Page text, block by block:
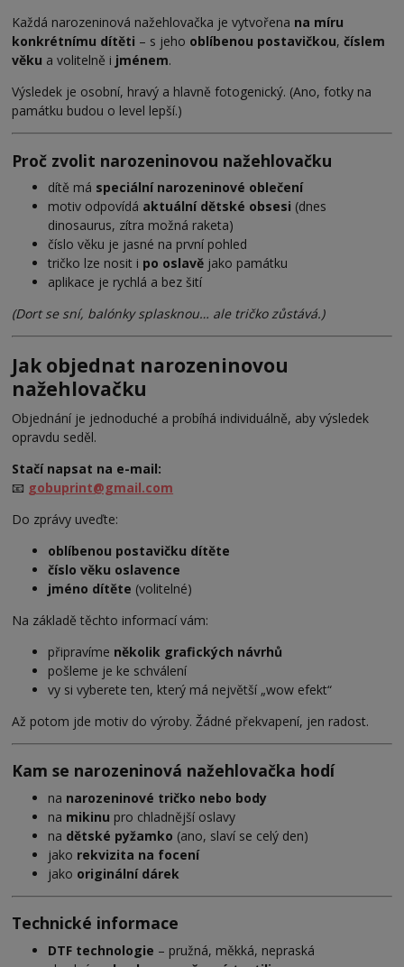
Každá narozeninová nažehlovačka je vytvořena na míru
konkrétnímu dítěti – s jeho oblíbenou postavičkou,číslem
věku a volitelně i jménem.
Výsledek je osobní, hravý a hlavně fotogenický. (Ano, fotky na
památku budou o level lepší.)
Proč zvolit narozeninovou nažehlovačku
dítě má speciální narozeninové oblečení
motiv odpovídá aktuální dětské obsesi (dnes
dinosaurus, zítra možná raketa)
číslo věku je jasné na první pohled
tričko lze nosit i po oslavě jako památku
aplikace je rychlá a bez šití
(Dort se sní, balónky splasknou… ale tričko zůstává.)
Jak objednat narozeninovou
nažehlovačku
Objednání je jednoduché a probíhá individuálně, aby výsledek
opravdu seděl.
Stačí napsat na e-mail:
📧 gobuprint@gmail.com
Do zprávy uveďte:
oblíbenou postavičku dítěte
číslo věku oslavence
jméno dítěte (volitelné)
Na základě těchto informací vám:
připravíme několik grafických návrhů
pošleme je ke schválení
vy si vyberete ten, který má největší „wow efekt“
Až potom jde motiv do výroby. Žádné překvapení, jen radost.
Kam se narozeninová nažehlovačka hodí
na narozeninové tričko nebo body
na mikinu pro chladnější oslavy
na dětské pyžamko (ano, slaví se celý den)
jako rekvizita na focení
jako originální dárek
Technické informace
DTF technologie – pružná, měkká, nepraská